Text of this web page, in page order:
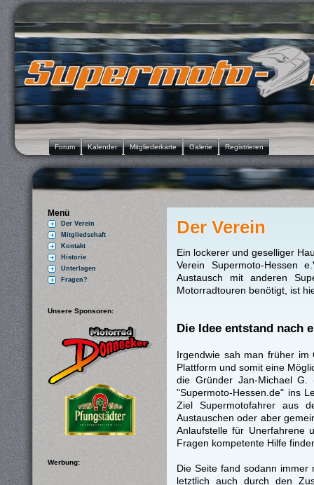
Forum Kalender Mitgliederkarte Galerie Registrieren
Menü
Der Verein
Mitgliedschaft
Kontakt
Historie
Unterlagen
Fragen?
Unsere Sponsoren:
Werbung:
Der Verein
Ein lockerer und geselliger
Verein Supermoto-Hessen
Austausch mit anderen
Motorradtouren benötigt, ist
Die Idee entstand nach
Irgendwie sah man früher im
Plattform und somit eine
die Gründer Jan-Michael
"Supermoto-Hessen.de" ins
Ziel Supermotofahrer aus
Austauschen oder aber
Anlaufstelle für Unerfahrene
Fragen kompetente Hilfe
Die Seite fand sodann immer
letztlich auch durch den